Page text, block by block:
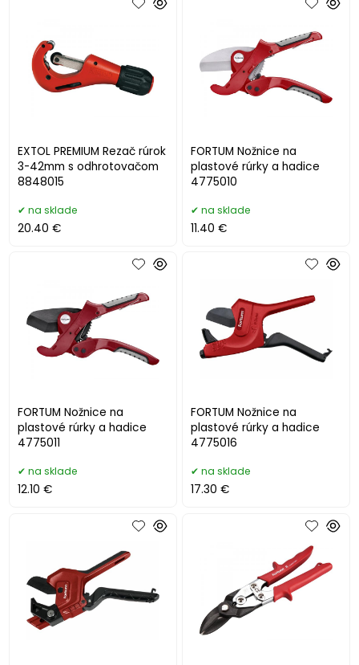
EXTOL PREMIUM Rezač rúrok
3-42mm s odhrotovačom
8848015
na sklade
20.40 €
FORTUM Nožnice na
plastové rúrky a hadice
4775010
na sklade
11.40 €
FORTUM Nožnice na
plastové rúrky a hadice
4775011
na sklade
12.10 €
FORTUM Nožnice na
plastové rúrky a hadice
4775016
na sklade
17.30 €